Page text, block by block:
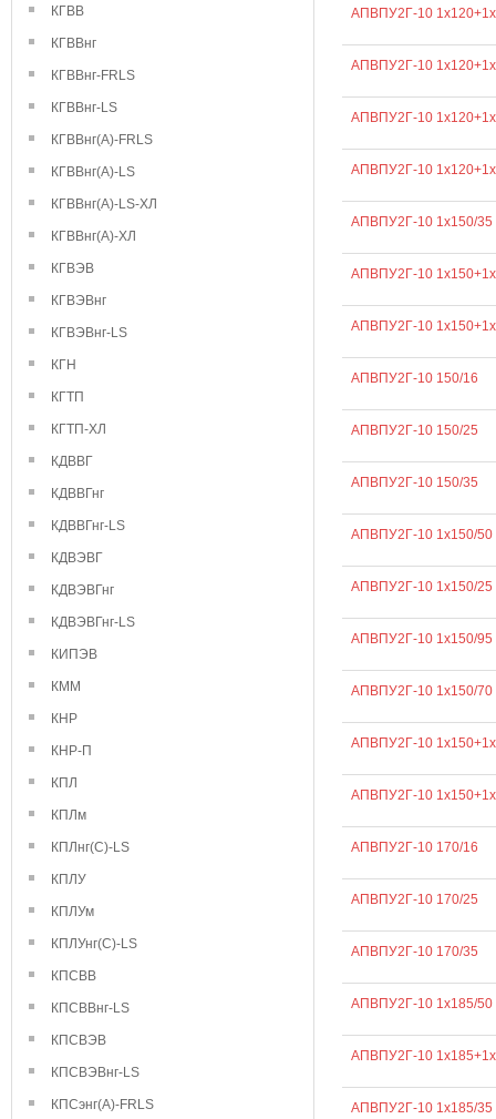
КГВВ
КГВВнг
КГВВнг-FRLS
КГВВнг-LS
КГВВнг(А)-FRLS
КГВВнг(А)-LS
КГВВнг(А)-LS-ХЛ
КГВВнг(А)-ХЛ
КГВЭВ
КГВЭВнг
КГВЭВнг-LS
КГН
КГТП
КГТП-ХЛ
КДВВГ
КДВВГнг
КДВВГнг-LS
КДВЭВГ
КДВЭВГнг
КДВЭВГнг-LS
КИПЭВ
КММ
КНР
КНР-П
КПЛ
КПЛм
КПЛнг(С)-LS
КПЛУ
КПЛУм
КПЛУнг(С)-LS
КПСВВ
КПСВВнг-LS
КПСВЭВ
КПСВЭВнг-LS
КПСэнг(А)-FRLS
АПВПУ2Г-10
АПВПУ2Г-10
АПВПУ2Г-10
АПВПУ2Г-10
АПВПУ2Г-10 1х150/35
АПВПУ2Г-10
АПВПУ2Г-10
АПВПУ2Г-10 150/16
АПВПУ2Г-10 150/25
АПВПУ2Г-10 150/35
АПВПУ2Г-10 1х150/50
АПВПУ2Г-10 1х150/25
АПВПУ2Г-10 1х150/95
АПВПУ2Г-10 1х150/70
АПВПУ2Г-10
АПВПУ2Г-10
АПВПУ2Г-10 170/16
АПВПУ2Г-10 170/25
АПВПУ2Г-10 170/35
АПВПУ2Г-10 1х185/50
АПВПУ2Г-10
АПВПУ2Г-10 1х185/35